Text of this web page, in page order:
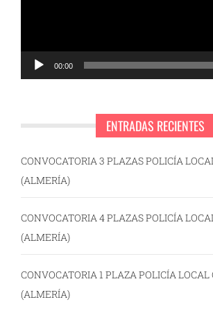
00:00
ENTRADAS RECIENTES
CONVOCATORIA 3 PLAZAS POLICÍA
(ALMERÍA)
CONVOCATORIA 4 PLAZAS POLICÍA
(ALMERÍA)
CONVOCATORIA 1 PLAZA POLICÍA LOCAL
(ALMERÍA)